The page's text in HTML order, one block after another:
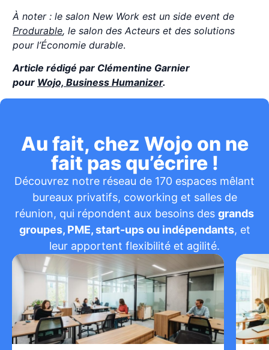
À noter : le salon New Work est un side event de
Produrable, le salon des Acteurs et des solutions
pour l’Économie durable.
Article rédigé par Clémentine Garnier
pour Wojo, Business Humanizer.
Au fait, chez Wojo on ne
fait pas qu’écrire !
Découvrez notre réseau de 170 espaces mêlant
bureaux privatifs, coworking et salles de
réunion, qui répondent aux besoins des grands
groupes, PME, start-ups ou indépendants, et
leur apportent flexibilité et agilité.